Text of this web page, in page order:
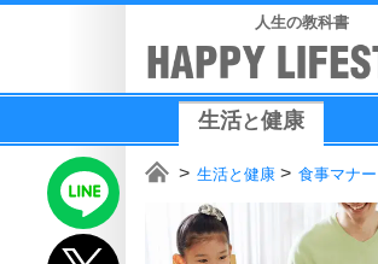
人生の教科書
生活と健康
生活と健康 食事マナー